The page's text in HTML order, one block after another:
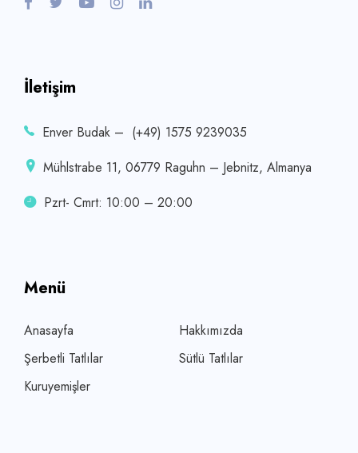
İletişim
Enver Budak – (+49) 1575 9239035
Mühlstrabe 11, 06779 Raguhn – Jebnitz, Almanya
Pzrt- Cmrt: 10:00 – 20:00
Menü
Anasayfa
Hakkımızda
Şerbetli Tatlılar
Sütlü Tatlılar
Kuruyemişler